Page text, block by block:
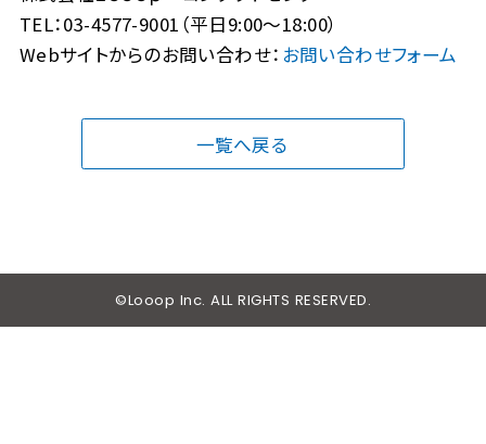
TEL：03-4577-9001（平日9:00～18:00）
Webサイトからのお問い合わせ： お問い合わせフォーム
一覧へ戻る
©Looop Inc. ALL RIGHTS RESERVED.